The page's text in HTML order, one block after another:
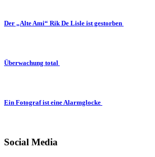
Der „Alte Ami“ Rik De Lisle ist gestorben
Überwachung total
Ein Fotograf ist eine Alarmglocke
Social Media